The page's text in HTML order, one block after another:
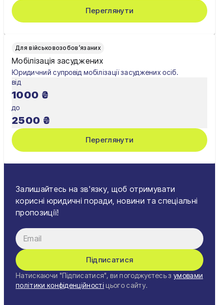
Житомир
Київ
Переглянути
Для військовозобов’язаних
Мобілізація засуджених
Юридичний супровід мобілізації засуджених осіб.
від
1000 ₴
до
2500 ₴
Переглянути
Залишайтесь на зв'язку, щоб отримувати
корисні юридичні поради, новини та спеціальні
пропозиції!
Підписатися
Натискаючи "Підписатися", ви погоджуєтесь з умовами
політики конфіденційності цього сайту.